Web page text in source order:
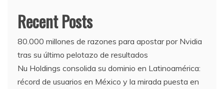
Recent Posts
80.000 millones de razones para apostar por Nvidia
tras su último pelotazo de resultados
Nu Holdings consolida su dominio en Latinoamérica:
récord de usuarios en México y la mirada puesta en